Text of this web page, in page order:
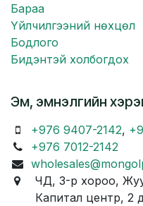
Бараа
Үйлчилгээний нөхцөл
Бодлого
Бидэнтэй холбогдох
Эм, эмнэлгийн
+976 9407-2142,
+976 7012-2142
ЧД, 3-р хороо,
Капитал центр, 2